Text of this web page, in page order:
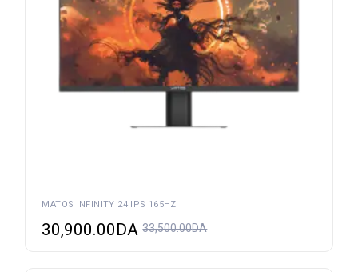
MATOS INFINITY 24 IPS 165HZ
33,500.00DA
30,900.00DA